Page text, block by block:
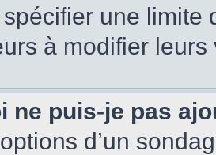
une limite
à modifier leurs
ne puis-je pas
d’un